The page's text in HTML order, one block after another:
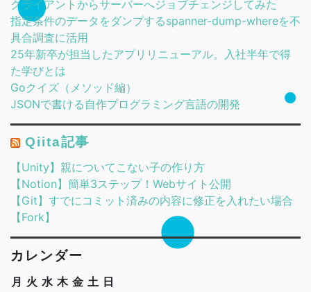
クライアントからサーバーへジョブチェンジしてみた
指定条件のデータをダンプするspanner-dump-whereを不
具合調査に活用
25年新卒が担当したアプリリニューアル。入社半年で得
た学びとは
Goクイズ（メソッド編）
JSONで書ける自作プログラミング言語の開発
Qiita記事
【Unity】親についてこない子の作り方
【Notion】簡単3ステップ！Webサイト公開
【Git】すでにコミット済みの内容に修正を入れたい場合
【Fork】
カレンダー
月 火 水 木 金 土 日